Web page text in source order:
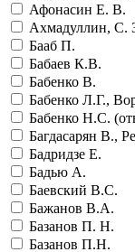
Афонасин Е. В.
Ахмадуллин, С.
Бааб П.
Бабаев К.В.
Бабенко В.
Бабенко Л.Г.,
Бабенко Н.С.
Багдасарян В.,
Бадридзе Е.
Бадью А.
Баевский В.С.
Бажанов В.А.
Базанов П. Н.
Базанов П.Н.